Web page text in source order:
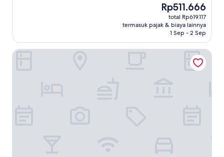
ulasan)
Harga
sekarang
Rp511.666
Rp511.666
total Rp619.117
termasuk pajak & biaya lainnya
1 Sep - 2 Sep
Dewi Sri Hotel